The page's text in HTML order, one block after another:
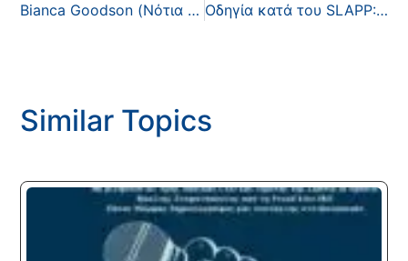
Bianca Goodson (Νότια Αφρική) Οδηγία κατά του SLAPP: δήλωση CASE σχετικά με την πολιτική συμφωνία
Similar Topics